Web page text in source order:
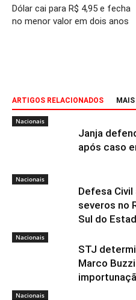
Dólar cai para R$ 4,95 e fecha
no menor valor em dois anos
ARTIGOS RELACIONADOS
Nacionais
Janja
após caso
Nacionais
Defesa
severos no
Sul do
Nacionais
STJ
Marco
Nacionais